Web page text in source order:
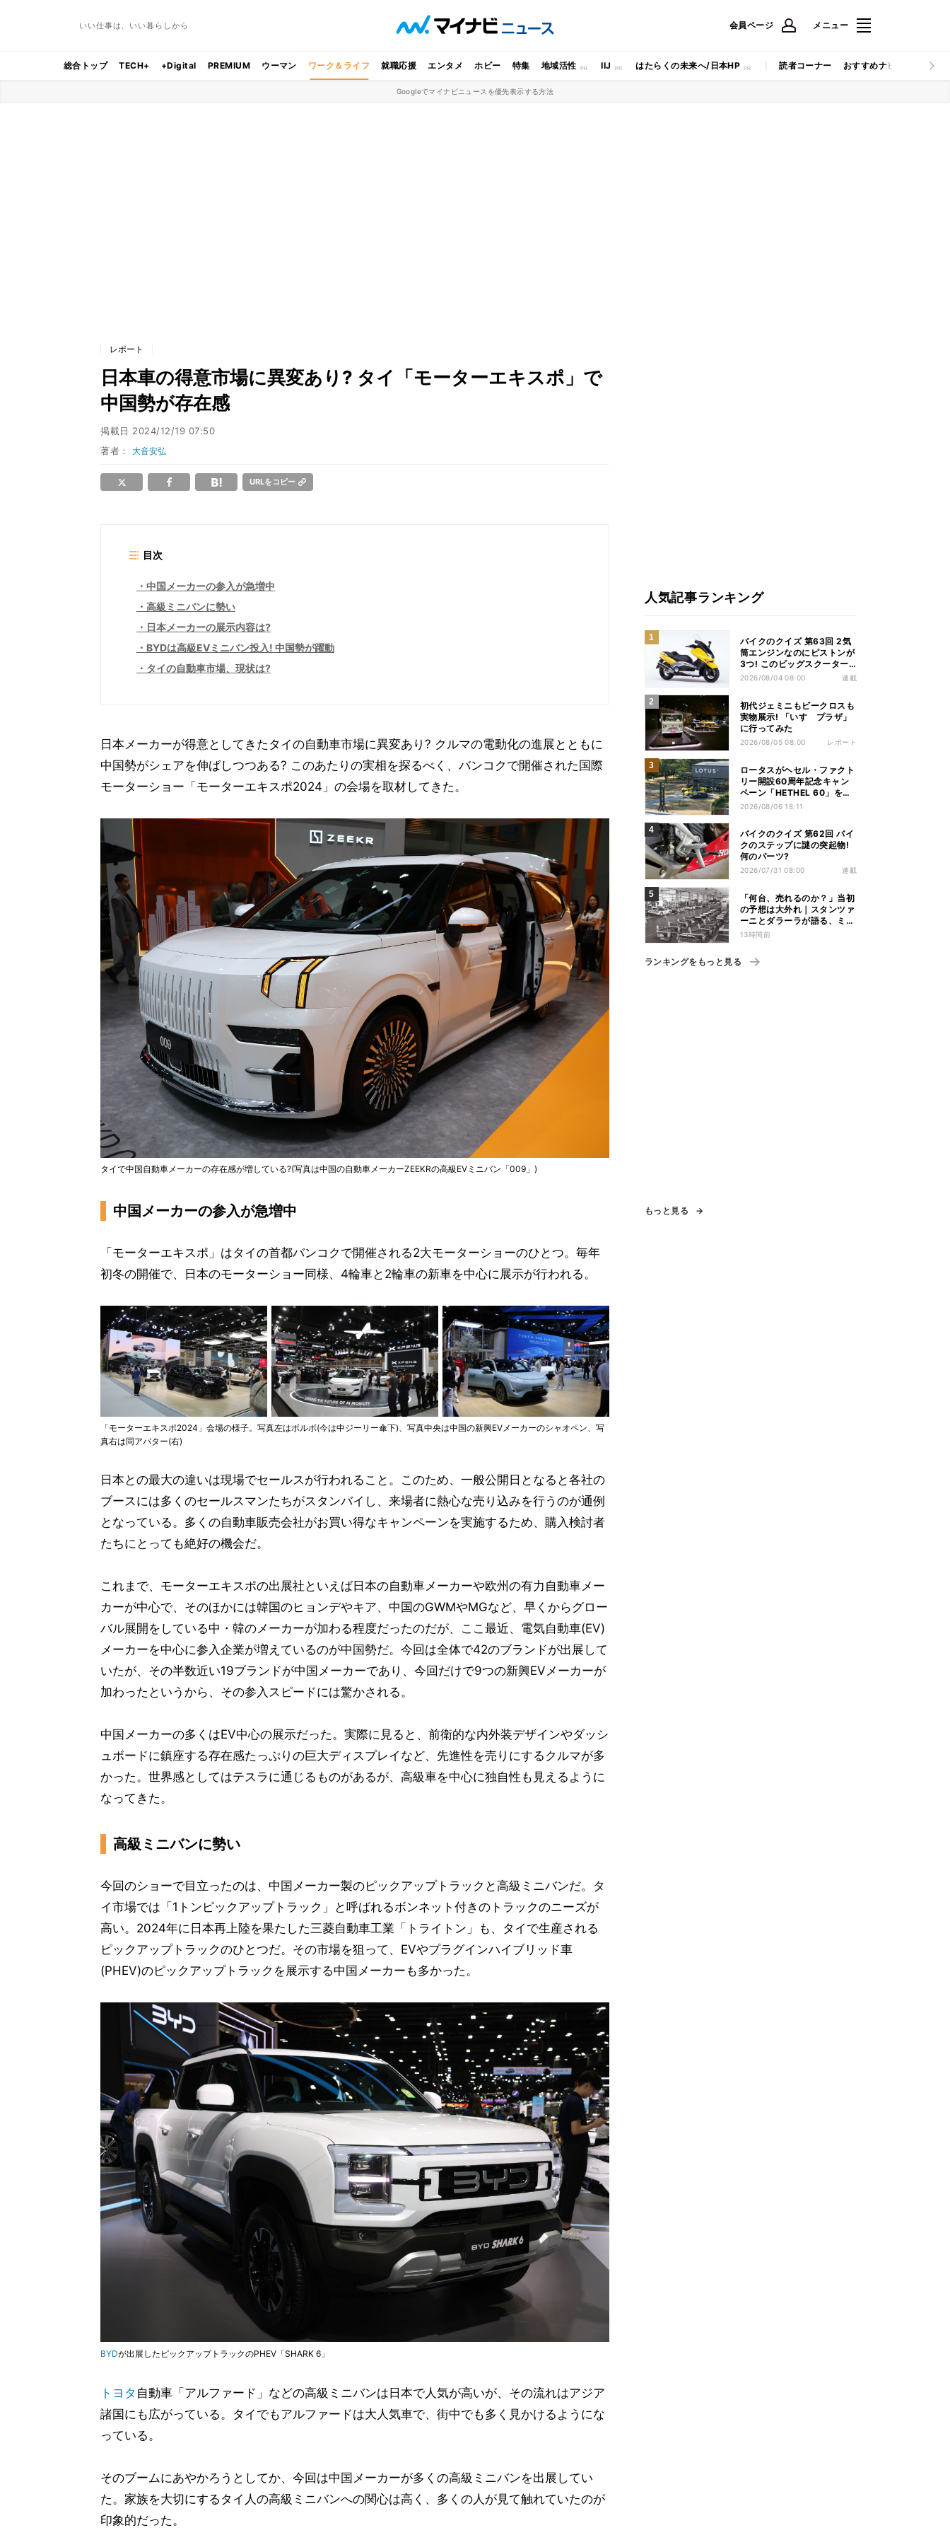
いい仕事は、いい暮らしから 会員ページ メニュー
総合トップ TECH+ +Digital PREMIUM ウーマン ワーク＆ライフ 就職応援 エンタメ ホビー 特集 地域活性 IIJ はたらくの未来へ/日本HP 読者コーナー おすすめナビ マイナビ
Googleでマイナビニュースを優先表示する方法
レポート
日本車の得意市場に異変あり? タイ「モーターエキスポ」で
中国勢が存在感
掲載日 2024/12/19 07:50
著者：大音安弘
URLをコピー
目次
中国メーカーの参入が急増中
高級ミニバンに勢い
日本メーカーの展示内容は?
BYDは高級EVミニバン投入! 中国勢が躍動
タイの自動車市場、現状は?
日本メーカーが得意としてきたタイの自動車市場に異変あり? クルマの電動化の進展とともに
中国勢がシェアを伸ばしつつある? このあたりの実相を探るべく、バンコクで開催された国際
モーターショー「モーターエキスポ2024」の会場を取材してきた。
タイで中国自動車メーカーの存在感が増している?(写真は中国の自動車メーカーZEEKRの高級EVミニバン「009」)
中国メーカーの参入が急増中
「モーターエキスポ」はタイの首都バンコクで開催される2大モーターショーのひとつ。毎年
初冬の開催で、日本のモーターショー同様、4輪車と2輪車の新車を中心に展示が行われる。
「モーターエキスポ2024」会場の様子。写真左はボルボ(今は中ジーリー傘下)、写真中央は中国の新興EVメーカーのシャオペン、写
真右は同アバター(右)
日本との最大の違いは現場でセールスが行われること。このため、一般公開日となると各社の
ブースには多くのセールスマンたちがスタンバイし、来場者に熱心な売り込みを行うのが通例
となっている。多くの自動車販売会社がお買い得なキャンペーンを実施するため、購入検討者
たちにとっても絶好の機会だ。
これまで、モーターエキスポの出展社といえば日本の自動車メーカーや欧州の有力自動車メー
カーが中心で、そのほかには韓国のヒョンデやキア、中国のGWMやMGなど、早くからグロー
バル展開をしている中・韓のメーカーが加わる程度だったのだが、ここ最近、電気自動車(EV)
メーカーを中心に参入企業が増えているのが中国勢だ。今回は全体で42のブランドが出展して
いたが、その半数近い19ブランドが中国メーカーであり、今回だけで9つの新興EVメーカーが
加わったというから、その参入スピードには驚かされる。
中国メーカーの多くはEV中心の展示だった。実際に見ると、前衛的な内外装デザインやダッシ
ュボードに鎮座する存在感たっぷりの巨大ディスプレイなど、先進性を売りにするクルマが多
かった。世界感としてはテスラに通じるものがあるが、高級車を中心に独自性も見えるように
なってきた。
高級ミニバンに勢い
今回のショーで目立ったのは、中国メーカー製のピックアップトラックと高級ミニバンだ。タ
イ市場では「1トンピックアップトラック」と呼ばれるボンネット付きのトラックのニーズが
高い。2024年に日本再上陸を果たした三菱自動車工業「トライトン」も、タイで生産される
ピックアップトラックのひとつだ。その市場を狙って、EVやプラグインハイブリッド車
(PHEV)のピックアップトラックを展示する中国メーカーも多かった。
BYDが出展したピックアップトラックのPHEV「SHARK 6」
トヨタ 自動車「アルファード」などの高級ミニバンは日本で人気が高いが、その流れはアジア
諸国にも広がっている。タイでもアルファードは大人気車で、街中でも多く見かけるようにな
っている。
そのブームにあやかろうとしてか、今回は中国メーカーが多くの高級ミニバンを出展してい
た。家族を大切にするタイ人の高級ミニバンへの関心は高く、多くの人が見て触れていたのが
印象的だった。
人気記事ランキング
バイクのクイズ 第63回 2気
筒エンジンなのにピストンが
3つ! このビッグスクーター
の名前は?
2026/08/04 08:00 連載
初代ジェミニもビークロスも
実物展示! 「いすゞプラザ」
に行ってみた
2026/08/05 08:00 レポート
ロータスがヘセル・ファクト
リー開設60周年記念キャン
ペーン「HETHEL 60」を実
施
2026/08/06 18:11
バイクのクイズ 第62回 バイ
クのステップに謎の突起物!
何のパーツ?
2026/07/31 08:00 連載
「何台、売れるのか？」当初
の予想は大外れ｜スタンツァ
ーニとダラーラが語る、ミウ
ラ誕生のとき【後編】
13時間前
ランキングをもっと見る
もっと見る